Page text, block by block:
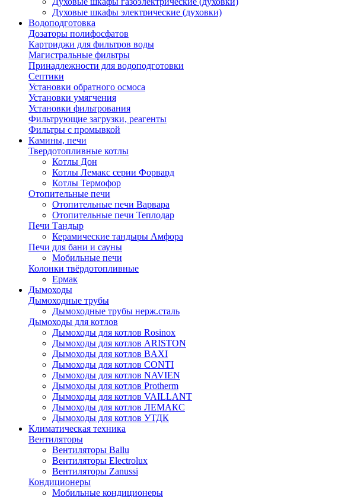
Духовые шкафы электрические (духовки)
Водоподготовка
Дозаторы полифосфатов
Картриджи для фильтров воды
Магистральные фильтры
Принадлежности для водоподготовки
Септики
Установки обратного осмоса
Установки умягчения
Установки фильтрования
Фильтрующие загрузки, реагенты
Фильтры с промывкой
Камины, печи
Твердотопливные котлы
Котлы Дон
Котлы Лемакс серии Форвард
Котлы Термофор
Отопительные печи
Отопительные печи Варвара
Отопительные печи Теплодар
Печи Тандыр
Керамические тандыры Амфора
Печи для бани и сауны
Мобильные печи
Колонки твёрдотопливные
Ермак
Дымоходы
Дымоходные трубы
Дымоходные трубы нерж.сталь
Дымоходы для котлов
Дымоходы для котлов Rosinox
Дымоходы для котлов ARISTON
Дымоходы для котлов BAXI
Дымоходы для котлов CONTI
Дымоходы для котлов NAVIEN
Дымоходы для котлов Protherm
Дымоходы для котлов VAILLANT
Дымоходы для котлов ЛЕМАКС
Дымоходы для котлов УТДК
Климатическая техника
Вентиляторы
Вентиляторы Ballu
Вентиляторы Electrolux
Вентиляторы Zanussi
Кондиционеры
Мобильные кондиционеры